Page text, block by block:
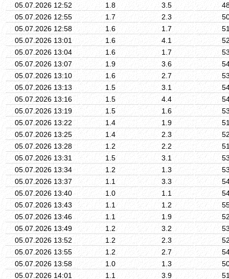
05.07.2026 12:52
1.8 3.5
05.07.2026 12:55
1.7 2.3
05.07.2026 12:58
1.6 1.7
05.07.2026 13:01
1.6 4.1
05.07.2026 13:04
1.6 1.7
05.07.2026 13:07
1.9 3.6
05.07.2026 13:10
1.6 2.7
05.07.2026 13:13
1.5 3.1
05.07.2026 13:16
1.5 4.4
05.07.2026 13:19
1.5 1.6
05.07.2026 13:22
1.4 1.9
05.07.2026 13:25
1.4 2.3
05.07.2026 13:28
1.2 2.2
05.07.2026 13:31
1.5 3.1
05.07.2026 13:34
1.2 1.3
05.07.2026 13:37
1.1 3.3
05.07.2026 13:40
1.0 1.1
05.07.2026 13:43
1.1 1.2
05.07.2026 13:46
1.1 1.9
05.07.2026 13:49
1.2 3.2
05.07.2026 13:52
1.2 2.3
05.07.2026 13:55
1.2 2.7
05.07.2026 13:58
1.0 1.3
05.07.2026 14:01
1.1 3.9